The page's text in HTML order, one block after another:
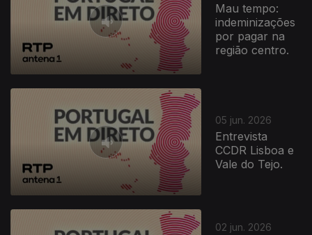
Mau tempo:
indeminizações
por pagar na
região centro.
05 jun. 2026
Entrevista
CCDR Lisboa e
Vale do Tejo.
02 jun. 2026